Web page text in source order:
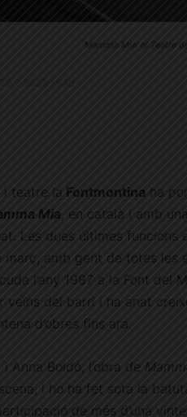
'Mamma Mia' al Teatre
i teatre la Fontmontina ha
Mia
, en català i amb
Les dues últimes funcions
amb gent de totes les
l’any 1987 a la Font del
veïns del barri i ha anat
d’obres fins ara.
i Anna Boldó, l’obra de
i ho ha fet sota la
de més d’una